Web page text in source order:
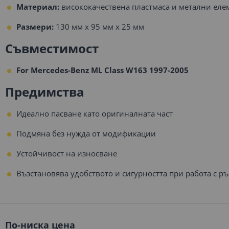
Материал: висококачествена пластмаса и метални
Размери: 130 мм x 95 мм x 25 мм
Съвместимост
For Mercedes-Benz ML Class W163 1997-2005
Предимства
Идеално пасване като оригиналната част
Подмяна без нужда от модификации
Устойчивост на износване
Възстановява удобството и сигурността при работа с
По-ниска цена